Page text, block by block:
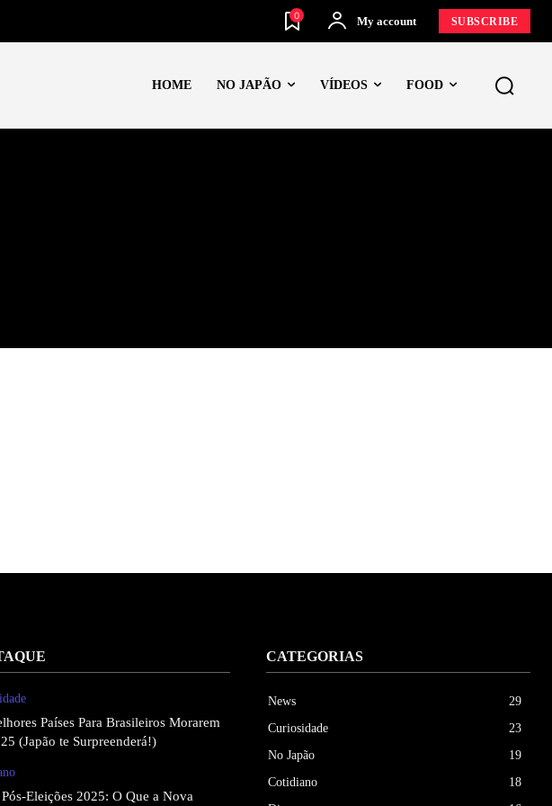
0 My account SUBSCRIBE
HOME NO JAPÃO VÍDEOS FOOD
Países Para Brasileiros Morarem
(Japão te Surpreenderá!)
Pós-Eleições 2025: O Que a Nova
CATEGORIAS
News
29
Curiosidade
23
No Japão
19
Cotidiano
18